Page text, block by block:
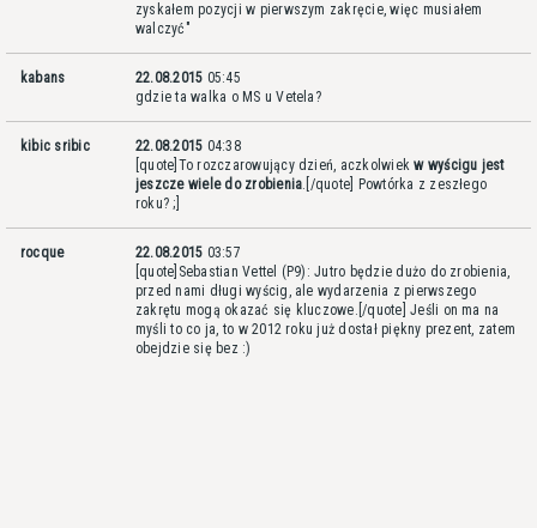
zyskałem pozycji w pierwszym zakręcie, więc musiałem
walczyć"
kabans 22.08.2015 05:45
gdzie ta walka o MS u Vetela?
kibic sribic 22.08.2015 04:38
[quote]To rozczarowujący dzień, aczkolwiekw wyścigu jest
jeszcze wiele do zrobienia.[/quote] Powtórka z zeszłego
roku? ;]
rocque 22.08.2015 03:57
[quote]Sebastian Vettel (P9): Jutro będzie dużo do zrobienia,
przed nami długi wyścig, ale wydarzenia z pierwszego
zakrętu mogą okazać się kluczowe.[/quote] Jeśli on ma na
myśli to co ja, to w 2012 roku już dostał piękny prezent, zatem
obejdzie się bez :)